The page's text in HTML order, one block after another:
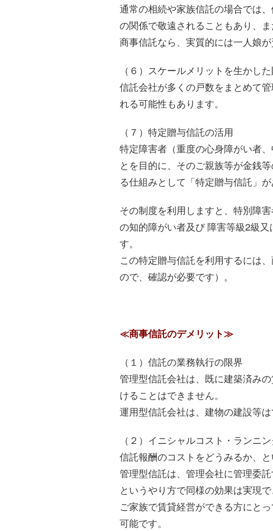
通常の相続や家族信託の場合では
の関係で敬遠されることもあり、
商事信託なら、実質的には一人娘
（６）スケールメリットを生かし
信託会社が多くの戸数をまとめて
れる可能性もあります。
（７）特定贈与信託の活用
特定障害者（重度の心身障がい者
とを目的に、そのご親族等が金銭
る仕組みとして「特定贈与信託」が
その制度を利用しますと、特別障
の知的障がい者及び 障害等級2級
す。
この特定贈与信託を利用するには
ので、確認が必要です）。
≪商事信託のデメリット≫
（１）信託の業務執行の限界
管理型信託会社は、既に建築済み
けることはできません。
運用型信託会社は、建物の建設等
（２）イニシャルコスト・ランニ
信託報酬のコストをどうみるか、と
管理型信託は、管理会社に管理委
というやり方で同様の効果は実現で
ご家族で賃貸経営ができる方にと
可能です。